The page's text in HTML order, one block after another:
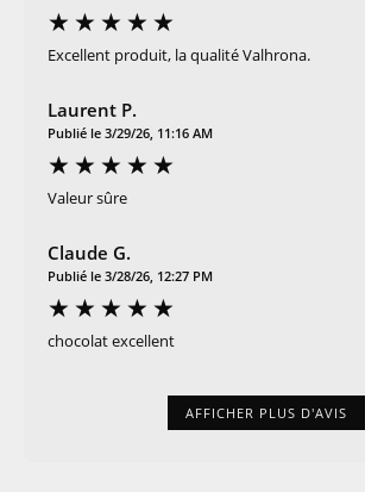
Excellent produit, la qualité Valhrona.
Laurent P.
Publié le 3/29/26, 11:16 AM
Valeur sûre
Claude G.
Publié le 3/28/26, 12:27 PM
chocolat excellent
AFFICHER PLUS D'AVIS